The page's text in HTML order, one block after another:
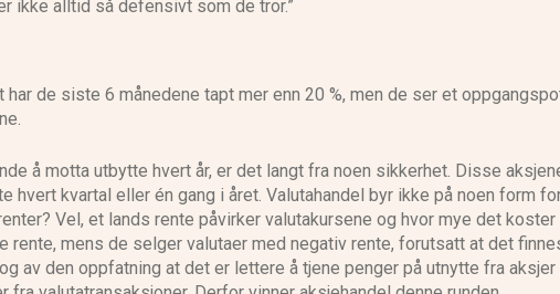
ikke alltid så defensivt som de tror.”
de siste 6 månedene tapt mer enn 20 %, men de ser et
å motta utbytte hvert år, er det langt fra noen sikkerhet. Disse
hvert kvartal eller én gang i året. Valutahandel byr ikke på noen form
Vel, et lands rente påvirker valutakursene og hvor mye det koster
rente, mens de selger valutaer med negativ rente, forutsatt at det
av den oppfatning at det er lettere å tjene penger på utnytte fra aksjer